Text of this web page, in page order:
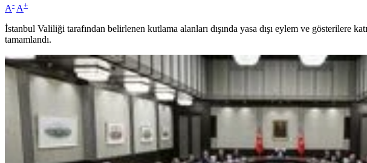
A- A+
İstanbul Valiliği tarafından belirlenen kutlama alanları dışında yasa dışı eylem ve gösterilere
tamamlandı.